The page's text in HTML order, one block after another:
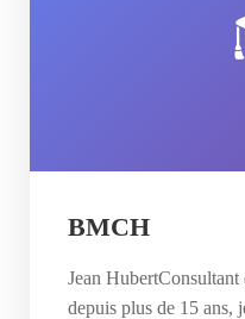
BMCH
Jean
depuis plus de 15 ans,